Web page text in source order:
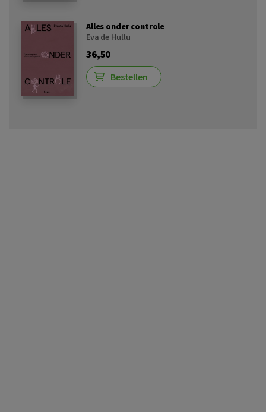
Alles onder controle
Eva de Hullu
36,50
Bestellen